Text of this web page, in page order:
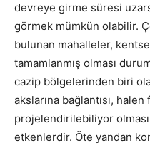
devreye girme süresi
görmek mümkün olabilir.
bulunan mahalleler,
tamamlanmış olması
cazip bölgelerinden biri
akslarına bağlantısı,
projelendirilebiliyor
etkenlerdir. Öte yandan